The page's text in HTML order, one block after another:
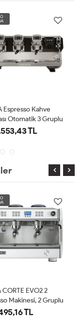
Espresso Kahve
Otomatik 3 Gruplu
TOUCH BLACK)
TL
CORTE EVO2 2
Makinesi, 2 Gruplu
TL